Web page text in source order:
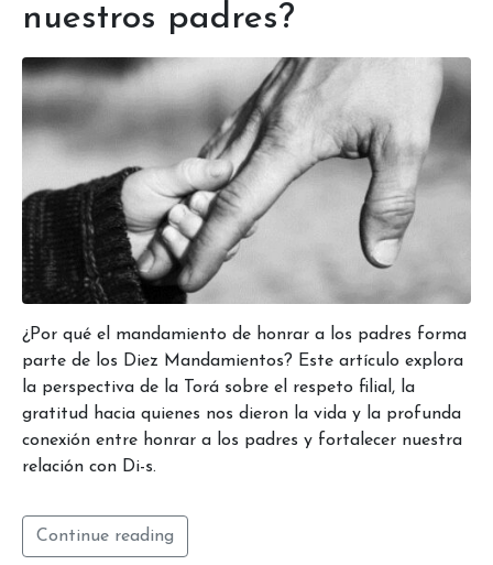
nuestros padres?
¿Por qué el mandamiento de honrar a los padres forma
parte de los Diez Mandamientos? Este artículo explora
la perspectiva de la Torá sobre el respeto filial, la
gratitud hacia quienes nos dieron la vida y la profunda
conexión entre honrar a los padres y fortalecer nuestra
relación con Di-s.
Continue reading